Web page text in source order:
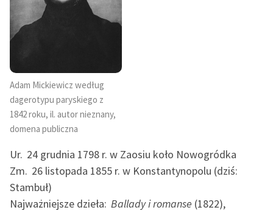
Wolnych Lektur
Logotypy
Polityka prywatności
Regulamin biblioteki
Dane fundacji i
Regulamin darowizn
Informacja o treściach
wrażliwych
Adam Mickiewicz według
dagerotypu paryskiego z
1842 roku, il. autor nieznany,
domena publiczna
Ur. 24 grudnia 1798 r. w Zaosiu koło Nowogródka
Zm. 26 listopada 1855 r. w Konstantynopolu (dziś:
Stambuł)
Najważniejsze dzieła: Ballady i romanse (1822),